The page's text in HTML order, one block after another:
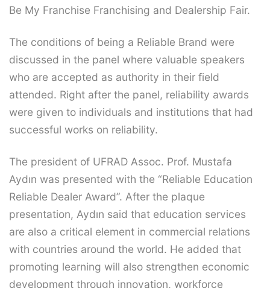
Be My Franchise Franchising and Dealership Fair.
The conditions of being a Reliable Brand were
discussed in the panel where valuable speakers
who are accepted as authority in their field
attended. Right after the panel, reliability awards
were given to individuals and institutions that had
successful works on reliability.
The president of UFRAD Assoc. Prof. Mustafa
Aydın was presented with the “Reliable Education
Reliable Dealer Award”. After the plaque
presentation, Aydın said that education services
are also a critical element in commercial relations
with countries around the world. He added that
promoting learning will also strengthen economic
development through innovation, workforce